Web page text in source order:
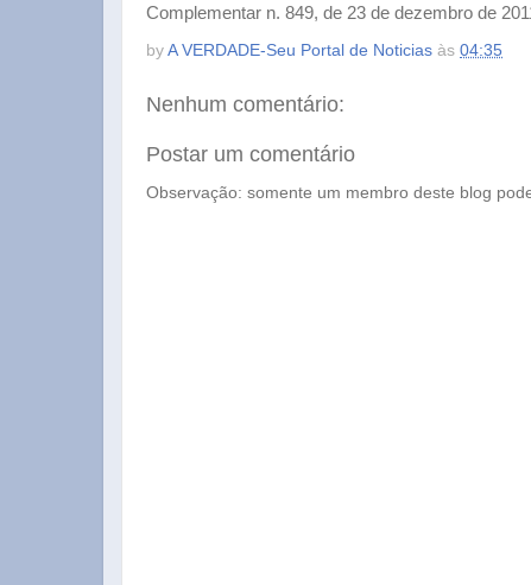
Complementar n. 849, de 23 de dezembro de
by A VERDADE-Seu Portal de Noticias às 04:35
Nenhum comentário:
Postar um comentário
Observação: somente um membro deste blog